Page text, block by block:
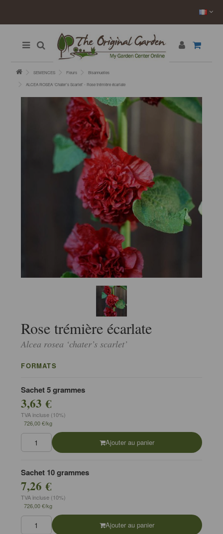
SEMENCES Fleurs Bisannuelles
ALCEA ROSEA ‘Chater’s Scarlet’ - Rose trémière écarlate
Rose trémière écarlate
Alcea rosea ‘chater’s scarlet’
FORMATS
Sachet 5 grammes
3,63 €
TVA incluse (10%)
726,00 €/kg
Ajouter au panier
Sachet 10 grammes
7,26 €
TVA incluse (10%)
726,00 €/kg
Ajouter au panier